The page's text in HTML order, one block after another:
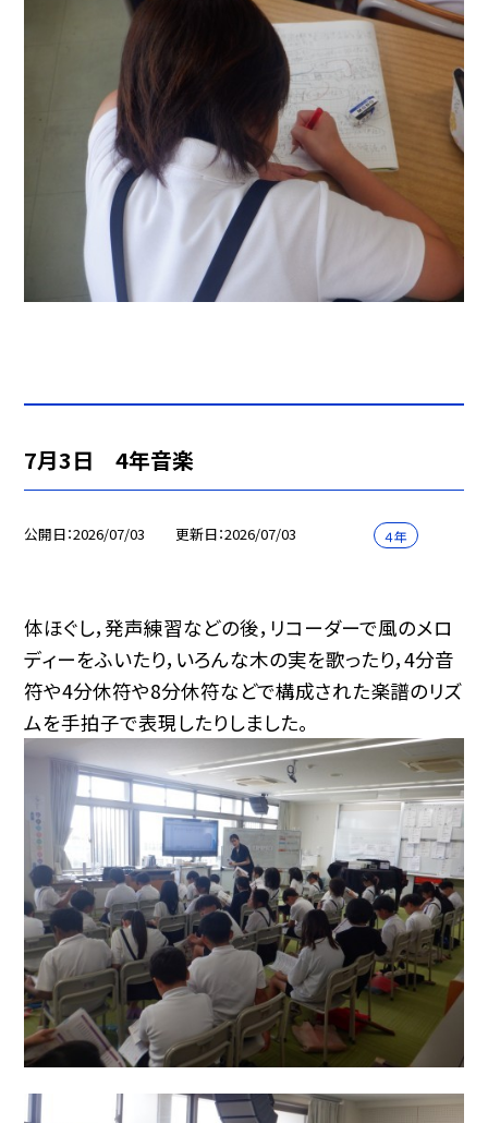
7月3日 4年音楽
公開日 2026/07/03 更新日 2026/07/03 ４年
体ほぐし，発声練習などの後，リコーダーで風のメロ
ディーをふいたり，いろんな木の実を歌ったり，4分音
符や4分休符や8分休符などで構成された楽譜のリズ
ムを手拍子で表現したりしました。